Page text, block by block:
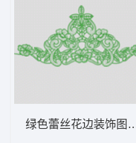
绿色蕾丝花边装饰图案